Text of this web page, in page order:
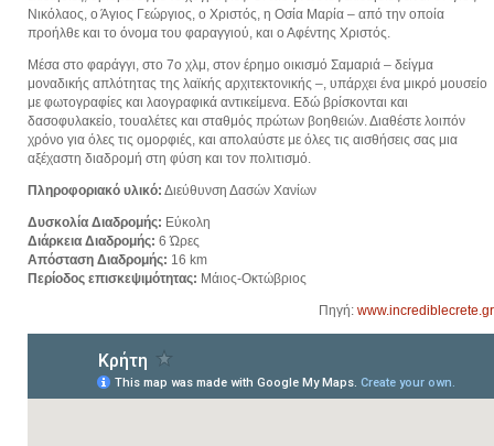
Νικόλαος, ο Άγιος Γεώργιος, ο Χριστός, η Οσία Μαρία – από την οποία
προήλθε και το όνομα του φαραγγιού, και ο Αφέντης Χριστός.
Μέσα στο φαράγγι, στο 7ο χλμ, στον έρημο οικισμό Σαμαριά – δείγμα
μοναδικής απλότητας της λαϊκής αρχιτεκτονικής –, υπάρχει ένα μικρό μουσείο
με φωτογραφίες και λαογραφικά αντικείμενα. Εδώ βρίσκονται και
δασοφυλακείο, τουαλέτες και σταθμός πρώτων βοηθειών. Διαθέστε λοιπόν
χρόνο για όλες τις ομορφιές, και απολαύστε με όλες τις αισθήσεις σας μια
αξέχαστη διαδρομή στη φύση και τον πολιτισμό.
Πληροφοριακό υλικό: Διεύθυνση Δασών Χανίων
Δυσκολία Διαδρομής: Εύκολη
Διάρκεια Διαδρομής: 6 Ώρες
Απόσταση Διαδρομής: 16 km
Περίοδος επισκεψιμότητας: Μάιος-Οκτώβριος
Πηγή: www.incrediblecrete.gr